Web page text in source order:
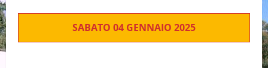
SABATO 04 GENNAIO 2025